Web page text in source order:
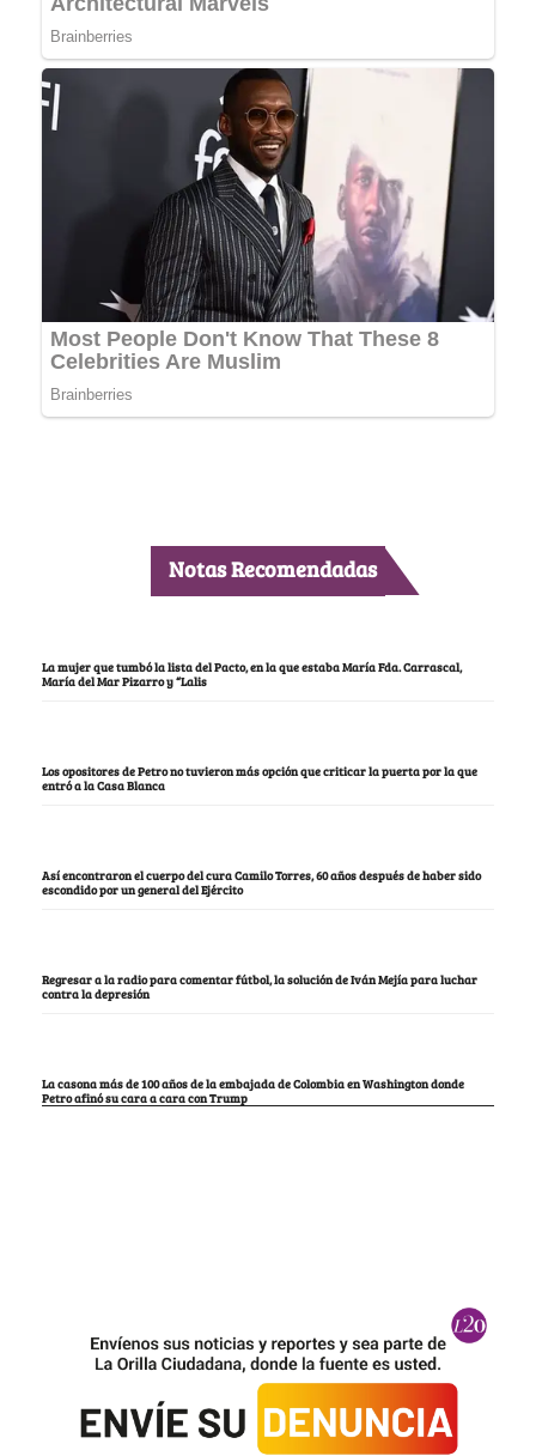
Notas Recomendadas
La mujer que tumbó la lista del Pacto, en la que estaba María Fda. Carrascal,
María del Mar Pizarro y “Lalis
Los opositores de Petro no tuvieron más opción que criticar la puerta por la que
entró a la Casa Blanca
Así encontraron el cuerpo del cura Camilo Torres, 60 años después de haber sido
escondido por un general del Ejército
Regresar a la radio para comentar fútbol, la solución de Iván Mejía para luchar
contra la depresión
La casona más de 100 años de la embajada de Colombia en Washington donde
Petro afinó su cara a cara con Trump